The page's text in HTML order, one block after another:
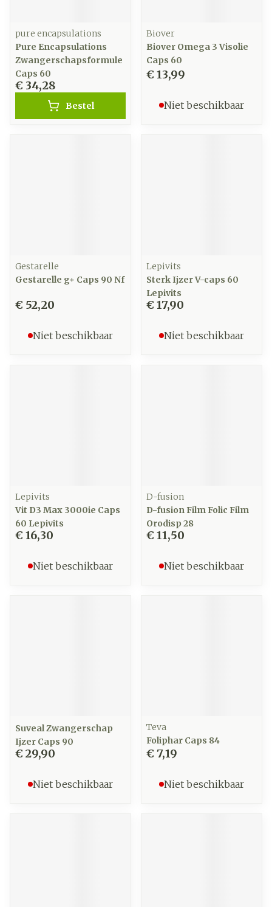
pure encapsulations
Pure Encapsulations
Zwangerschapsformule
Caps 60
€ 34,28
Bestel
Biover
Biover Omega 3 Visolie
Caps 60
€ 13,99
Niet beschikbaar
Gestarelle
Gestarelle g+ Caps 90 Nf
€ 52,20
Niet beschikbaar
Lepivits
Sterk Ijzer V-caps 60
Lepivits
€ 17,90
Niet beschikbaar
Lepivits
Vit D3 Max 3000ie Caps
60 Lepivits
€ 16,30
Niet beschikbaar
D-fusion
D-fusion Film Folic Film
Orodisp 28
€ 11,50
Niet beschikbaar
Suveal Zwangerschap
Ijzer Caps 90
€ 29,90
Niet beschikbaar
Teva
Foliphar Caps 84
€ 7,19
Niet beschikbaar